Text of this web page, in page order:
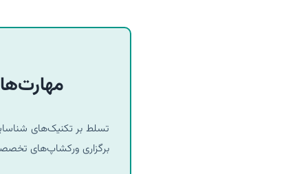
تسلط بر تکنیک‌های
برگزاری ورکشاپ‌های